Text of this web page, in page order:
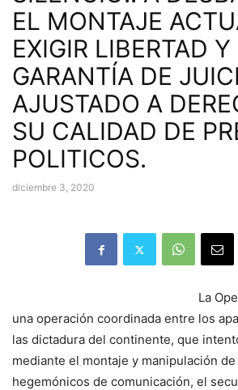
EL MONTAJE
EXIGIR LIBERTAD Y
GARANTÍA DE
AJUSTADO A
SU CALIDAD DE
POLITICOS.
diciembre 3, 2020
La
una operación coordinada entre los
las dictadura del continente, que
mediante el montaje y manipulación
hegemónicos de comunicación, el